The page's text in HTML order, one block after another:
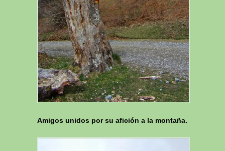
Amigos unidos por su afición a la montaña.